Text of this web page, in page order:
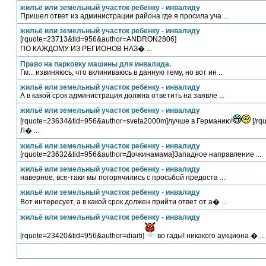
жильё или земельный участок ребенку - инвалиду
Пришел ответ из администрации района где я просила уча ...
жильё или земельный участок ребенку - инвалиду
[rquote=23713&tid=956&author=ANDRON2806]
ПО КАЖДОМУ ИЗ РЕГИОНОВ НАЗ� ...
Право на парковку машины для инвалида.
Гм... извиняюсь, что вклиниваюсь в данную тему, но вот ин ...
жильё или земельный участок ребенку - инвалиду
А в какой срок администрация должна ответить на заявле ...
жильё или земельный участок ребенку - инвалиду
[rquote=23634&tid=956&author=sveta2000m]лучше в Германию!
[/
Л� ...
жильё или земельный участок ребенку - инвалиду
[rquote=23632&tid=956&author=Дочкинамама]Западное направление ...
жильё или земельный участок ребенку - инвалиду
наверное, все-таки мы погорячились с просьбой предоста ...
жильё или земельный участок ребенку - инвалиду
Вот интересует, а в какой срок должен прийти ответ от а� ...
жильё или земельный участок ребенку - инвалиду
[rquote=23420&tid=956&author=diarti] во гады! никакого аукциона � ...